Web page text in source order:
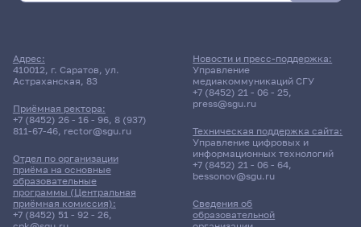
Поиск по темам
Поиск по ключевым словам
Главные
Адрес:
410012, г. Саратов, ул.
Астраханская, 83
Приёмная ректора:
+7 (8452) 26 - 16 - 96, 8 (937)
811-67-46, rector@sgu.ru
Отдел по организации
приёма на основные
образовательные
программы (Центральная
приёмная комиссия):
+7 (8452) 51 - 92 - 26,
Сведения об
образовательной
Новости и пресс-поддержка:
Управление
медиакоммуникаций СГУ
+7 (8452) 21 - 06 - 25,
press@sgu.ru
Техническая поддержка сайта:
Управление цифровых и
информационных технологий
+7 (8452) 21 - 06 - 64,
bessonov@sgu.ru